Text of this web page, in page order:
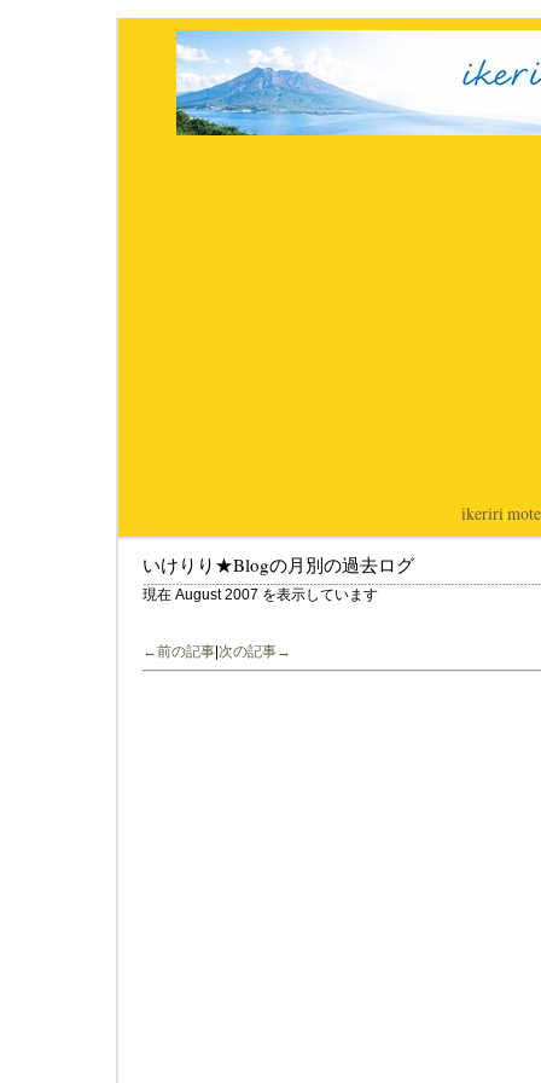
ikeriri|
いけりり★Blogの月別の過去ログ
現在 August 2007 を表示しています
←前の記事 次の記事→